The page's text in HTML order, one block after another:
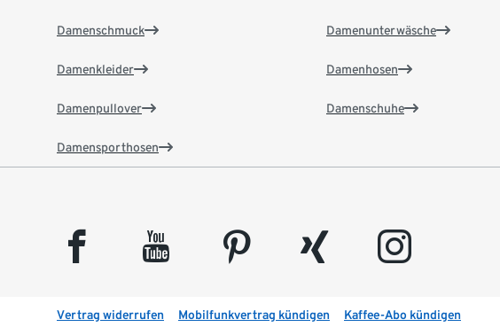
Damenschmuck
Damenkleider
Damenpullover
Damensporthosen
Damenunterwäsche
Damenhosen
Damenschuhe
facebook youtube pinterest xing instagram
Vertrag widerrufen Mobilfunkvertrag kündigen Kaffee-Abo kündigen